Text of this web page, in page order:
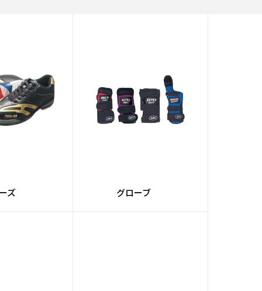
シリーズ #SIGMAコア
コア #nanodesuシリーズ
ー
ズ グローブ